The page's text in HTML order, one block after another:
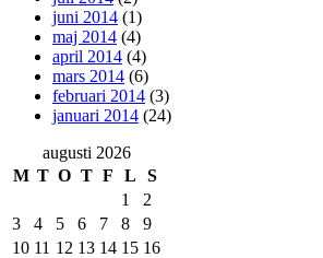
juni 2014 (1)
maj 2014 (4)
april 2014 (4)
mars 2014 (6)
februari 2014 (3)
januari 2014 (24)
augusti 2026
M T O T F L
S
1
2
3
4 5 6 7 8
9
10 11 12 13 14 15 16